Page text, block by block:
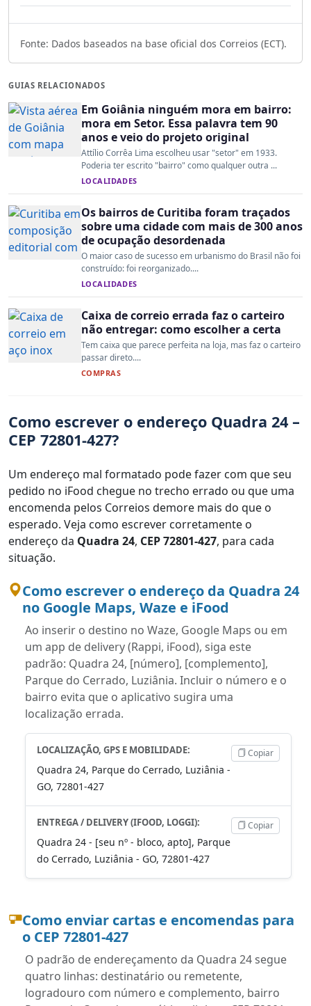
Fonte: Dados baseados na base oficial dos Correios (ECT).
GUIAS RELACIONADOS
Em Goiânia ninguém mora em bairro:
mora em Setor. Essa palavra tem 90
anos e veio do projeto original
Attílio Corrêa Lima escolheu usar "setor" em 1933.
Poderia ter escrito "bairro" como qualquer outra ...
LOCALIDADES
Os bairros de Curitiba foram traçados
sobre uma cidade com mais de 300 anos
de ocupação desordenada
O maior caso de sucesso em urbanismo do Brasil não foi
construído: foi reorganizado....
LOCALIDADES
Caixa de correio errada faz o carteiro
não entregar: como escolher a certa
Tem caixa que parece perfeita na loja, mas faz o carteiro
passar direto....
COMPRAS
Como escrever o endereço Quadra 24 –
CEP 72801-427?
Um endereço mal formatado pode fazer com que seu
pedido no iFood chegue no trecho errado ou que uma
encomenda pelos Correios demore mais do que o
esperado. Veja como escrever corretamente o
endereço da Quadra 24, CEP 72801-427, para cada
situação.
Como escrever o endereço da Quadra 24
no Google Maps, Waze e iFood
Ao inserir o destino no Waze, Google Maps ou em
um app de delivery (Rappi, iFood), siga este
padrão: Quadra 24, [número], [complemento],
Parque do Cerrado, Luziânia. Incluir o número e o
bairro evita que o aplicativo sugira uma
localização errada.
LOCALIZAÇÃO, GPS E MOBILIDADE:
Quadra 24, Parque do Cerrado, Luziânia -
GO, 72801-427
Copiar
ENTREGA / DELIVERY (IFOOD, LOGGI):
Quadra 24 - [seu nº - bloco, apto], Parque
do Cerrado, Luziânia - GO, 72801-427
Copiar
Como enviar cartas e encomendas para
o CEP 72801-427
O padrão de endereçamento da Quadra 24 segue
quatro linhas: destinatário ou remetente,
logradouro com número e complemento, bairro